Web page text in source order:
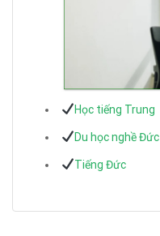
Học tiếng Trung
Du học nghề Đức
Tiếng Đức